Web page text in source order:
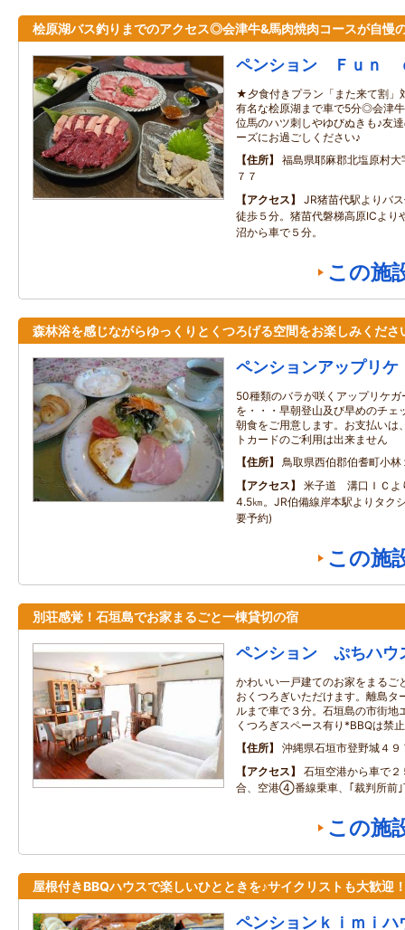
桧原湖バス釣りまでのアクセス◎会津牛&馬肉焼肉コースが自慢
ペンション Ｆｕｎ
★夕食付きプラン「また来て割
有名な桧原湖まで車で5分◎会津
位馬のハツ刺しやゆびぬきも♪友
ーズにお過ごしください♪
住所
福島県耶麻郡北塩原村
７７
アクセス
JR猪苗代駅よりバ
徒歩５分。猪苗代磐梯高原ICより
沼から車で５分。
この施
森林浴を感じながらゆっくりとくつろげる空間をお楽しみくださ
ペンションアップリケ
50種類のバラが咲くアップリケ
を・・・早朝登山及び早めのチェ
朝食をご用意します。お支払いは
トカードのご利用は出来ません
住所
鳥取県西伯郡伯耆町小林
アクセス
米子道 溝口ＩＣよ
4.5㎞。JR伯備線岸本駅よりタク
要予約)
この施
別荘感覚！石垣島でお家まるごと一棟貸切の宿
ペンション ぷちハウ
かわいい一戸建てのお家をまるご
おくつろぎいただけます。離島タ
ルまで車で３分。石垣島の市街地
くつろぎスペース有り*BBQは禁止
住所
沖縄県石垣市登野城４
アクセス
石垣空港から車で
合、空港④番線乗車、｢裁判所前｣
この施
屋根付きBBQハウスで楽しいひとときを♪サイクリストも大歓迎
ペンションｋｉｍｉ